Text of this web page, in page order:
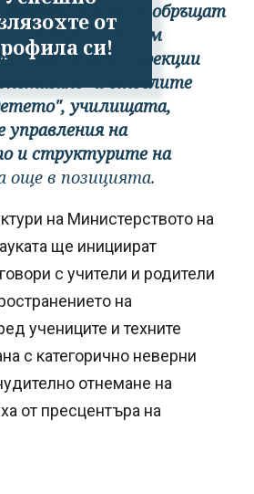
от
си!
да се обръщат
и съдействие към
- местните дирекции
и отделите
училищата,
управления на
и структурите на
още в позицията.
на Министерството на
ще инициират
с учители и родители
на
учениците и техните
с категорично неверни
отнемане на
от пресцентъра на